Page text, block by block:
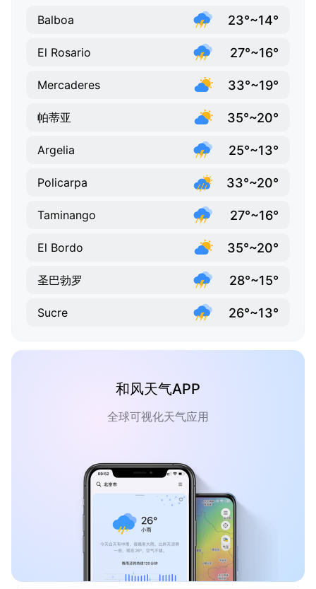
Balboa 23°~14°
El Rosario 27°~16°
Mercaderes 33°~19°
帕蒂亚 35°~20°
Argelia 25°~13°
Policarpa 33°~20°
Taminango 27°~16°
El Bordo 35°~20°
圣巴勃罗 28°~15°
Sucre 26°~13°
和风天气APP
全球可视化天气应用